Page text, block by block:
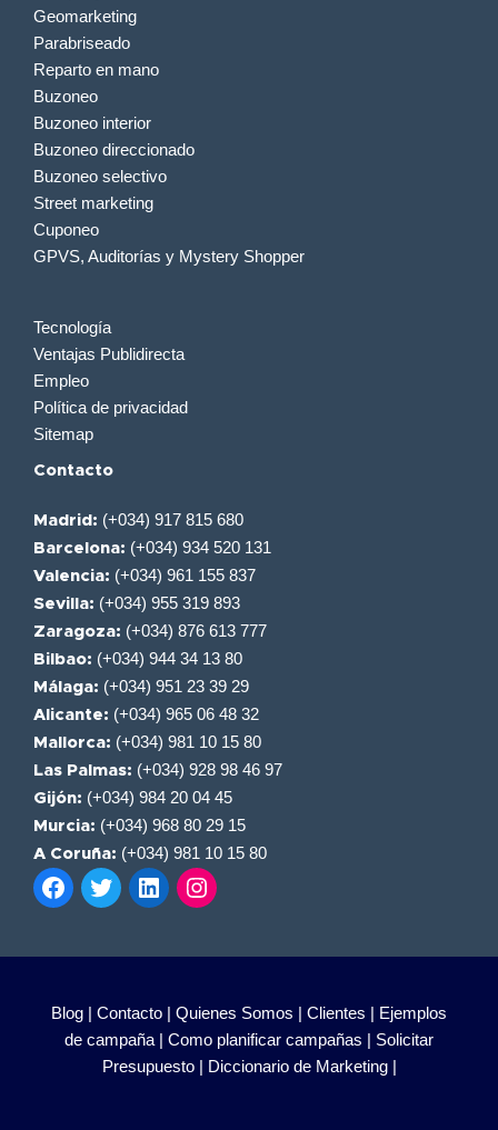
Geomarketing
Parabriseado
Reparto en mano
Buzoneo
Buzoneo interior
Buzoneo direccionado
Buzoneo selectivo
Street marketing
Cuponeo
GPVS, Auditorías y Mystery Shopper
Tecnología
Ventajas Publidirecta
Empleo
Política de privacidad
Sitemap
Contacto
Madrid: (+034) 917 815 680
Barcelona: (+034) 934 520 131
Valencia: (+034) 961 155 837
Sevilla: (+034) 955 319 893
Zaragoza: (+034) 876 613 777
Bilbao: (+034) 944 34 13 80
Málaga: (+034) 951 23 39 29
Alicante: (+034) 965 06 48 32
Mallorca: (+034) 981 10 15 80
Las Palmas: (+034) 928 98 46 97
Gijón: (+034) 984 20 04 45
Murcia: (+034) 968 80 29 15
A Coruña: (+034) 981 10 15 80
Blog | Contacto | Quienes Somos | Clientes | Ejemplos
de campaña | Como planificar campañas | Solicitar
Presupuesto | Diccionario de Marketing |